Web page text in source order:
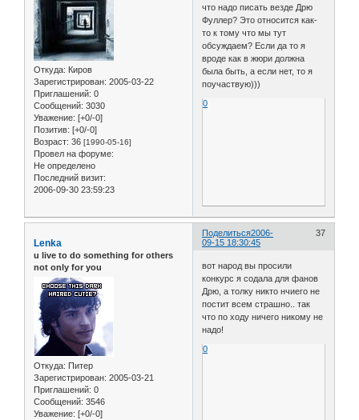
Откуда: Киров
Зарегистрирован: 2005-03-22
Приглашений: 0
Сообщений: 3030
Уважение: [+0/-0]
Позитив: [+0/-0]
Возраст: 36 [1990-05-16]
Провел на форуме:
Не определено
Последний визит:
2006-09-30 23:59:23
что надо писать везде Дрю
Фуллер? Это относится как-
то к тому что мы тут
обсуждаем? Если да то я
вроде как в жюри должна
была быть, а если нет, то я
поучаствую)))
0
Поделиться 37
2006-
09-15 18:30:45
Lenka
u live to do something for others
not only for you
Откуда: Питер
Зарегистрирован: 2005-03-21
Приглашений: 0
Сообщений: 3546
Уважение: [+0/-0]
вот народ вы просили
конкурс я содала для фанов
Дрю, а толку никто нчиего не
постит всем страшно.. так
что по ходу ничего никому не
надо!
0